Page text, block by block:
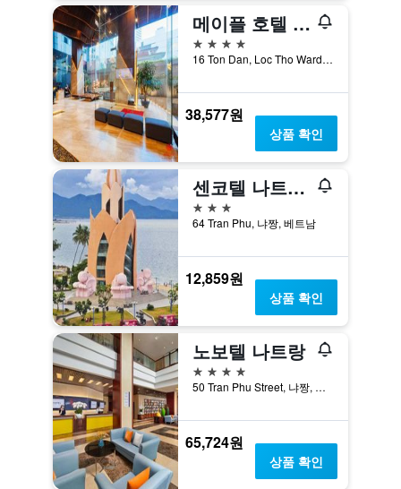
메이플 호텔 & 아파트
4성급
16 Ton Dan, Loc Tho Ward, 냐짱, 베트남
38,577원
상품 확인
센코텔 나트랑 매니지드 바이 네스트 그룹
3성급
64 Tran Phu, 냐짱, 베트남
12,859원
상품 확인
노보텔 나트랑
4성급
50 Tran Phu Street, 냐짱, 베트남
65,724원
상품 확인